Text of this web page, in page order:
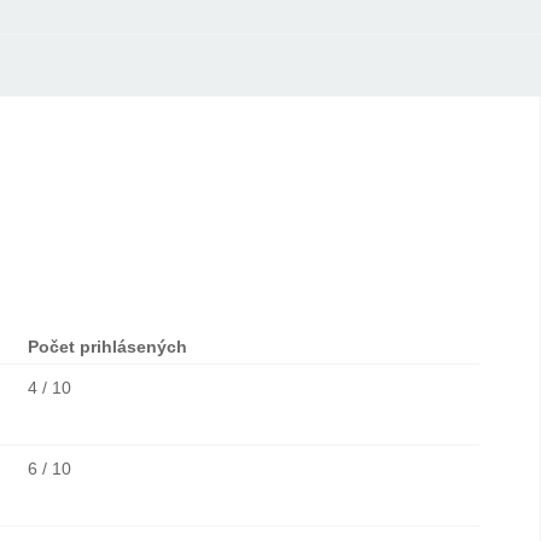
Počet prihlásených
4 / 10
6 / 10